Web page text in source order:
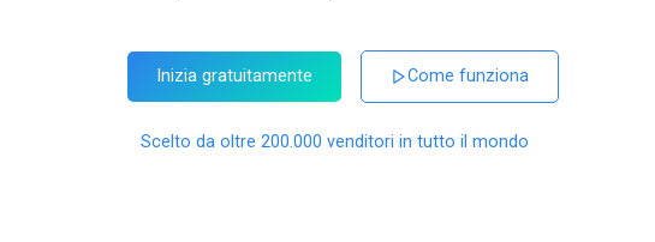
Inizia gratuitamente Come funziona
Scelto da oltre 200.000 venditori in tutto il mondo